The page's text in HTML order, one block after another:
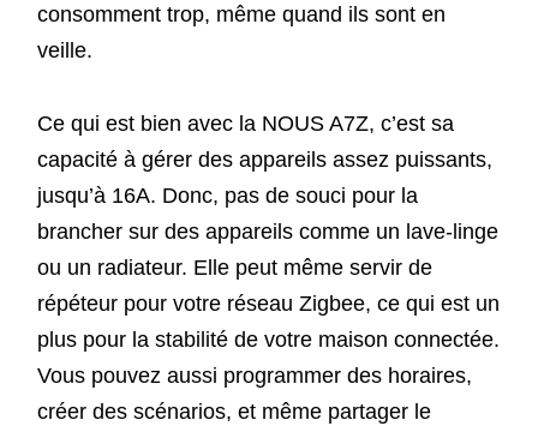
consomment trop, même quand ils sont en
veille.
Ce qui est bien avec la NOUS A7Z, c’est sa
capacité à gérer des appareils assez puissants,
jusqu’à 16A. Donc, pas de souci pour la
brancher sur des appareils comme un lave-linge
ou un radiateur. Elle peut même servir de
répéteur pour votre réseau Zigbee, ce qui est un
plus pour la stabilité de votre maison connectée.
Vous pouvez aussi programmer des horaires,
créer des scénarios, et même partager le